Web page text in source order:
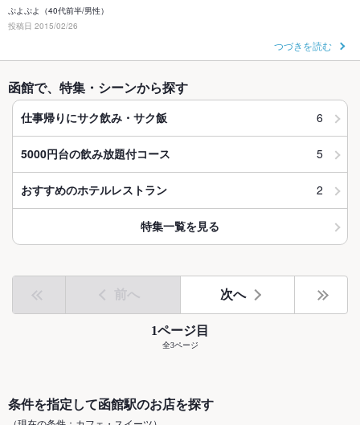
ぷよぷよ（40代前半/男性）
投稿日 2015/02/26
つづきを読む
函館で、特集・シーンから探す
仕事帰りにサク飲み・サク飯 6
5000円台の飲み放題付コース 5
おすすめのホテルレストラン 2
特集一覧を見る
前へ 次へ
1ページ目
全3ページ
条件を指定して函館駅のお店を探す